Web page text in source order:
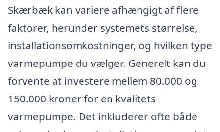
Skærbæk kan variere afhængigt af flere
faktorer, herunder systemets størrelse,
installationsomkostninger, og hvilken type
varmepumpe du vælger. Generelt kan du
forvente at investere mellem 80.000 og
150.000 kroner for en kvalitets
varmepumpe. Det inkluderer ofte både